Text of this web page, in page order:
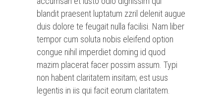
blandit praesent luptatum zzril delenit augue
duis dolore te feugait nulla facilisi. Nam liber
tempor cum soluta nobis eleifend option
congue nihil imperdiet doming id quod
mazim placerat facer possim assum. Typi
non habent claritatem insitam; est usus
legentis in iis qui facit eorum claritatem.